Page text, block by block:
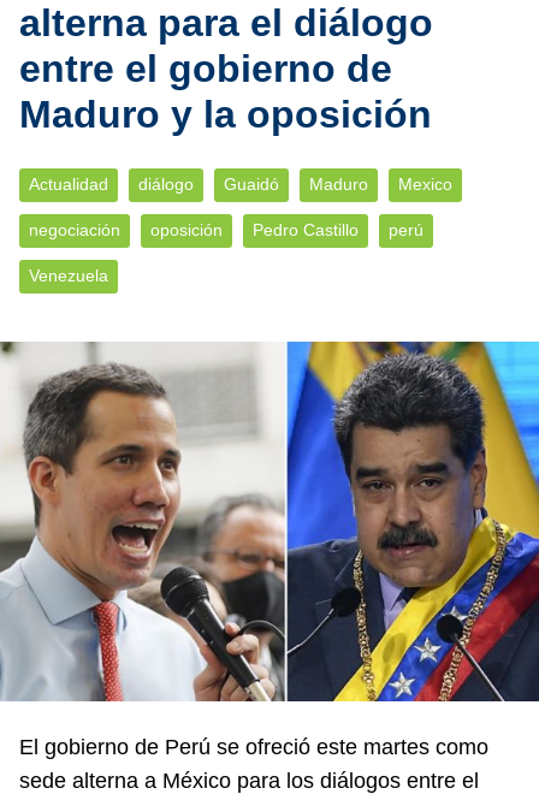
alterna para el diálogo
entre el gobierno de
Maduro y la oposición
Actualidad diálogo Guaidó Maduro Mexico
negociación oposición Pedro Castillo perú
Venezuela
El gobierno de Perú se ofreció este martes como
sede alterna a México para los diálogos entre el